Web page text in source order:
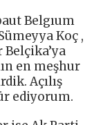
Belgıum
Koç ,
en meşhur
Açılış
ediyorum.